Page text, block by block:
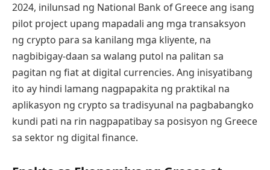
2024, inilunsad ng National Bank of Greece ang isang
pilot project upang mapadali ang mga transaksyon
ng crypto para sa kanilang mga kliyente, na
nagbibigay-daan sa walang putol na palitan sa
pagitan ng fiat at digital currencies. Ang inisyatibang
ito ay hindi lamang nagpapakita ng praktikal na
aplikasyon ng crypto sa tradisyunal na pagbabangko
kundi pati na rin nagpapatibay sa posisyon ng Greece
sa sektor ng digital finance.